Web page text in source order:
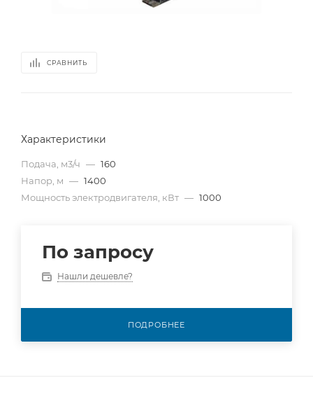
СРАВНИТЬ
Характеристики
Подача, м3/ч — 160
Напор, м — 1400
Мощность электродвигателя, кВт — 1000
По запросу
Нашли дешевле?
ПОДРОБНЕЕ